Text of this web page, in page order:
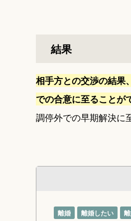
結果
相手方との交渉の結果
での合意に至ることが
調停外での早期解決に
離婚 離婚したい